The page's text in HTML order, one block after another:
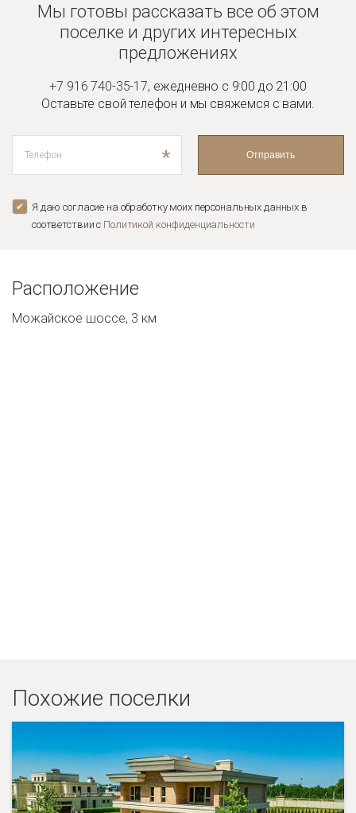
Мы готовы рассказать все об этом
поселке и других интересных
предложениях
+7 916 740-35-17, ежедневно с 9:00 до 21:00
Оставьте свой телефон и мы свяжемся с вами.
* Отправить
Я даю согласие на обработку моих персональных данных в
соответствии с Политикой конфиденциальноcти
Расположение
Можайское шоссе, 3 км
Похожие поселки